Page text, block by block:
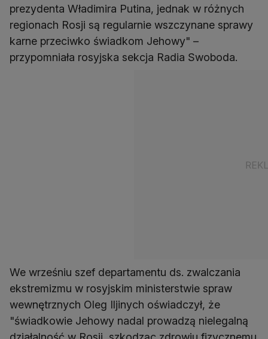
prezydenta Władimira Putina, jednak w różnych
regionach Rosji są regularnie wszczynane sprawy
karne przeciwko świadkom Jehowy" –
przypomniała rosyjska sekcja Radia Swoboda.
We wrześniu szef departamentu ds. zwalczania
ekstremizmu w rosyjskim ministerstwie spraw
wewnętrznych Oleg Iljinych oświadczył, że
"świadkowie Jehowy nadal prowadzą nielegalną